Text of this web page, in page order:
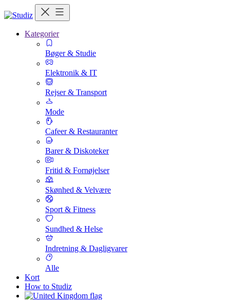
Kategorier
Bøger & Studie
Elektronik & IT
Rejser & Transport
Mode
Cafeer & Restauranter
Barer & Diskoteker
Fritid & Fornøjelser
Skønhed & Velvære
Sport & Fitness
Sundhed & Helse
Indretning & Dagligvarer
Alle
Kort
How to Studiz